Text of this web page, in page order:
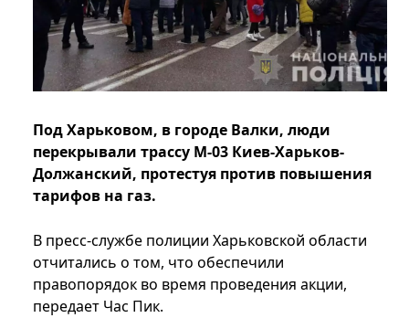
Под Харьковом, в городе Валки, люди
перекрывали трассу М-03 Киев-Харьков-
Должанский, протестуя против повышения
тарифов на газ.
В пресс-службе полиции Харьковской области
отчитались о том, что обеспечили
правопорядок во время проведения акции,
передает Час Пик.